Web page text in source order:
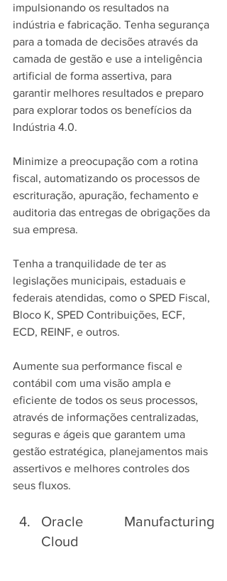
impulsionando os resultados na
indústria e fabricação. Tenha segurança
para a tomada de decisões através da
camada de gestão e use a inteligência
artificial de forma assertiva, para
garantir melhores resultados e preparo
para explorar todos os benefícios da
Indústria 4.0.
Minimize a preocupação com a rotina
fiscal, automatizando os processos de
escrituração, apuração, fechamento e
auditoria das entregas de obrigações da
sua empresa.
Tenha a tranquilidade de ter as
legislações municipais, estaduais e
federais atendidas, como o SPED Fiscal,
Bloco K, SPED Contribuições, ECF,
ECD, REINF, e outros.
Aumente sua performance fiscal e
contábil com uma visão ampla e
eficiente de todos os seus processos,
através de informações centralizadas,
seguras e ágeis que garantem uma
gestão estratégica, planejamentos mais
assertivos e melhores controles dos
seus fluxos.
Oracle Manufacturing
Cloud